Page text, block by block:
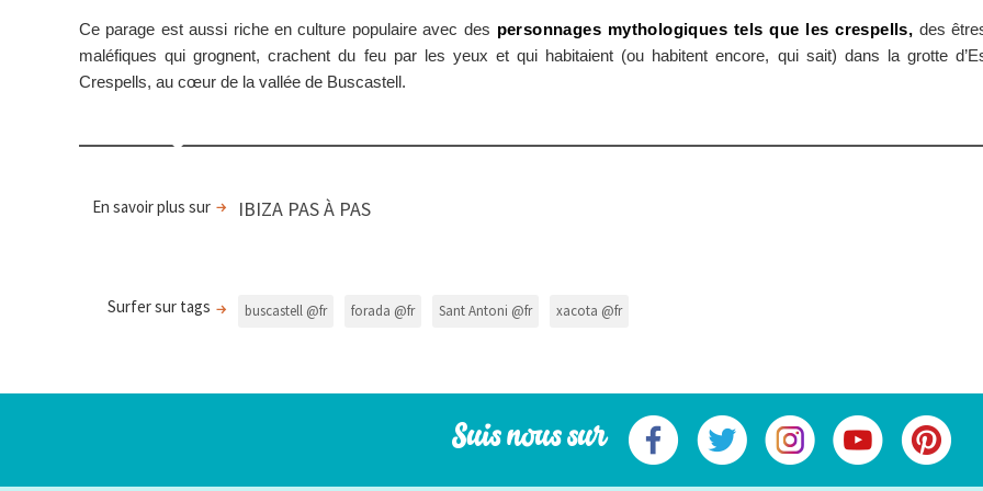
Ce parage est aussi riche en culture populaire avec des personnages mythologiques tels que les crespells, des
maléfiques qui grognent, crachent du feu par les yeux et qui habitaient (ou habitent encore, qui sait) dans la grotte
Crespells, au cœur de la vallée de Buscastell.
En savoir plus sur IBIZA PAS À PAS
Surfer sur tags buscastell @fr forada @fr Sant Antoni @fr xacota @fr
Suis nous sur